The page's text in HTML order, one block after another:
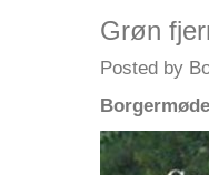
Grøn
Posted by